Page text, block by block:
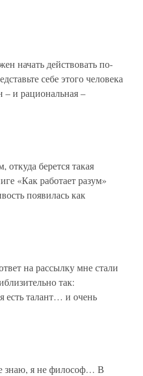
начать действовать по-
себе этого человека
– и рациональная –
берется такая
«Как работает разум»
появилась как
на рассылку мне стали
так:
талант… и очень
знаю, я не философ… В